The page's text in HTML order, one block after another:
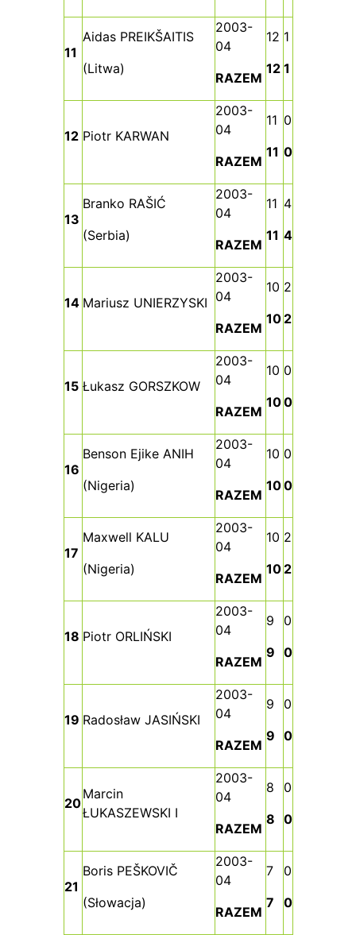
11
Aidas PREIKŠAITIS
(Litwa)
2003-
04
RAZEM
12
12
1
1
12 Piotr KARWAN
2003-
04
RAZEM
11
11
0
0
13
Branko RAŠIĆ
(Serbia)
2003-
04
RAZEM
11
11
4
4
14 Mariusz UNIERZYSKI
2003-
04
RAZEM
10
10
2
2
15 Łukasz GORSZKOW
2003-
04
RAZEM
10
10
0
0
16
Benson Ejike ANIH
(Nigeria)
2003-
04
RAZEM
10
10
0
0
17
Maxwell KALU
(Nigeria)
2003-
04
RAZEM
10
10
2
2
18 Piotr ORLIŃSKI
2003-
04
RAZEM
9
9
0
0
19 Radosław JASIŃSKI
2003-
04
RAZEM
9
9
0
0
20
Marcin
ŁUKASZEWSKI I
2003-
04
RAZEM
8
8
0
0
21
Boris PEŠKOVIČ
(Słowacja)
2003-
04
RAZEM
7
7
0
0